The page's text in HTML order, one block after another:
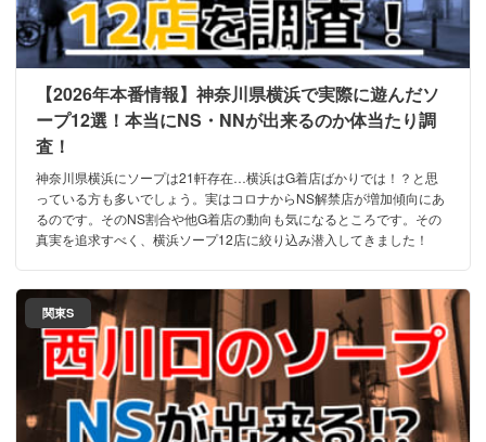
【2026年本番情報】神奈川県横浜で実際に遊んだソ
ープ12選！本当にNS・NNが出来るのか体当たり調
査！
神奈川県横浜にソープは21軒存在…横浜はG着店ばかりでは！？と思
っている方も多いでしょう。実はコロナからNS解禁店が増加傾向にあ
るのです。そのNS割合や他G着店の動向も気になるところです。その
真実を追求すべく、横浜ソープ12店に絞り込み潜入してきました！
関東S